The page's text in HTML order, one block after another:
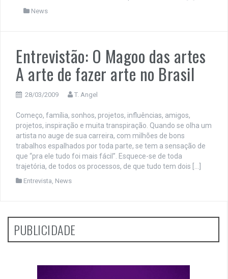
News
Entrevistão: O Magoo das artes
A arte de fazer arte no Brasil
28/03/2009 T. Angel
Começo, família, sonhos, projetos, influências, amigos,
projetos, inspiração e muita transpiração. Quando se olha um
artista no auge de sua carreira, com milhões de bons
trabalhos espalhados por toda parte, se tem a sensação de
que “pra ele tudo foi mais fácil”. Esquece-se de toda
trajetória, de todos os processos, de que tudo tem dois […]
Entrevista, News
PUBLICIDADE